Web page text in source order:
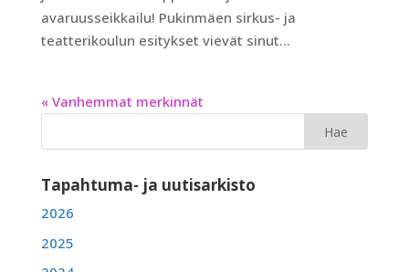
avaruusseikkailu! Pukinmäen sirkus- ja
teatterikoulun esitykset vievät sinut...
« Vanhemmat merkinnät
Tapahtuma- ja uutisarkisto
2026
2025